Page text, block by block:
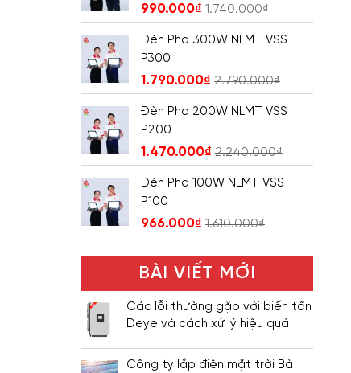
990.000₫ 1.740.000₫
Đèn Pha 300W NLMT VSS
P300
1.790.000₫ 2.790.000₫
Đèn Pha 200W NLMT VSS
P200
1.470.000₫ 2.240.000₫
Đèn Pha 100W NLMT VSS
P100
966.000₫ 1.610.000₫
BÀI VIẾT MỚI
Các lỗi thường gặp với biến tần
Deye và cách xử lý hiệu quả
Công ty lắp điện mặt trời Bà